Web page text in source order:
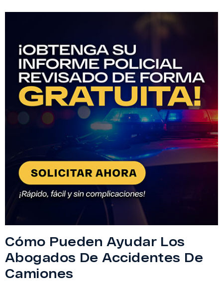
Cómo Pueden Ayudar Los
Abogados De Accidentes De
Camiones